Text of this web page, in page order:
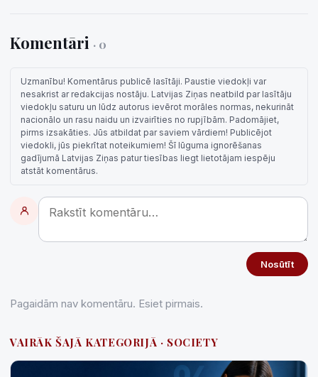
Komentāri · 0
Uzmanību! Komentārus publicē lasītāji. Paustie viedokļi var
nesakrist ar redakcijas nostāju. Latvijas Ziņas neatbild par lasītāju
viedokļu saturu un lūdz autorus ievērot morāles normas, nekurināt
nacionālo un rasu naidu un izvairīties no rupjībām. Padomājiet,
pirms izsakāties. Jūs atbildat par saviem vārdiem! Publicējot
viedokli, jūs piekrītat noteikumiem! Šī lūguma ignorēšanas
gadījumā Latvijas Ziņas patur tiesības liegt lietotājam iespēju
atstāt komentārus.
Nosūtīt
Pagaidām nav komentāru. Esiet pirmais.
VAIRĀK ŠAJĀ KATEGORIJĀ · SOCIETY